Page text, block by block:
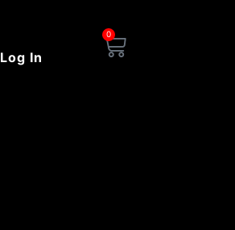
Log In
0
Carrello